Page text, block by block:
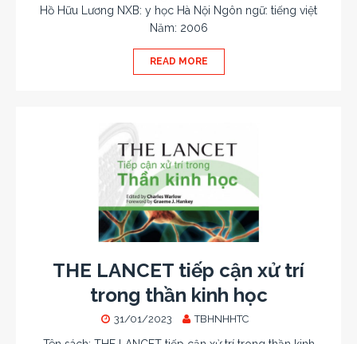
Hồ Hữu Lương NXB: y học Hà Nội Ngôn ngữ: tiếng việt
Năm: 2006
READ MORE
THE LANCET tiếp cận xử trí
trong thần kinh học
31/01/2023 TBHNHHTC